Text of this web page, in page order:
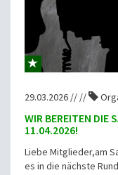
29.03.2026 // //
WIR BEREITEN DIE
11.04.2026!
Liebe Mitglieder,am
es in die nächste